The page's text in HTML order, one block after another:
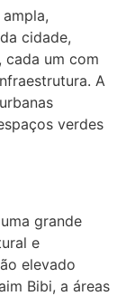
cidade,
cada um com
A
verdes
grande
e
elevado
Bibi, a áreas